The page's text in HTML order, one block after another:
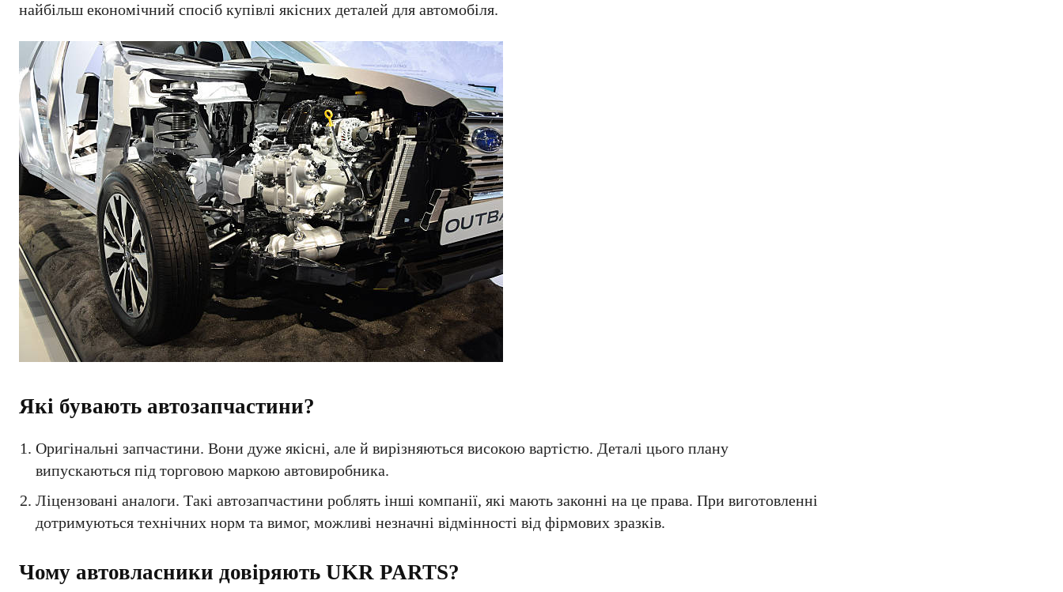
найбільш економічний спосіб купівлі якісних деталей для автомобіля.
Які бувають автозапчастини?
Оригінальні запчастини. Вони дуже якісні, але й вирізняються високою вартістю. Деталі цього плану
випускаються під торговою маркою автовиробника.
Ліцензовані аналоги. Такі автозапчастини роблять інші компанії, які мають законні на це права. При виготовленні
дотримуються технічних норм та вимог, можливі незначні відмінності від фірмових зразків.
Чому автовласники довіряють UKR PARTS?